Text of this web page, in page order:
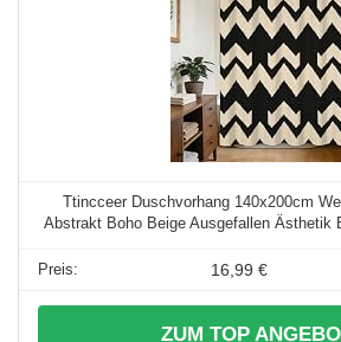
Ttincceer Duschvorhang 140x200cm
Abstrakt Boho Beige Ausgefallen Ästhetik
16,99 €
ZUM TOP